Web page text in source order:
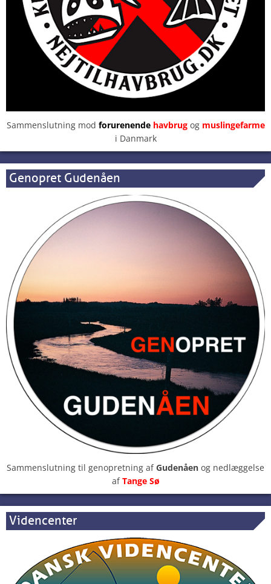
Sammenslutning mod forurenendehavbrugog muslingefarme
i Danmark
Genopret Gudenåen
Sammenslutning til genopretning afGudenåen og nedlæggelse
afTange Sø
Videncenter